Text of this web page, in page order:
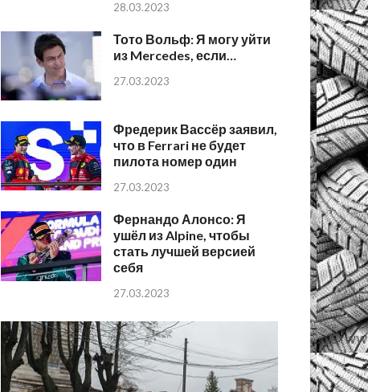
28.03.2023
Тото Вольф: Я могу уйти
из Mercedes, если…
27.03.2023
Фредерик Вассёр заявил,
что в Ferrari не будет
пилота номер один
27.03.2023
Фернандо Алонсо: Я
ушёл из Alpine, чтобы
стать лучшей версией
себя
27.03.2023